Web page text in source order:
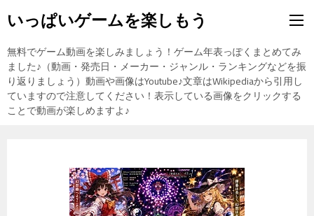
いっぱいゲームを楽しもう
無料でゲーム動画を楽しみましょう！ゲーム年表っぽくまとめてみ
ました♪（動画・発売日・メーカー・ジャンル・ランキングなどを振
り返りましょう）動画や画像はYoutube♪文章はWikipediaから引用し
ていますので注意してください！表示している画像をクリックする
ことで動画が楽しめますよ♪